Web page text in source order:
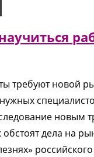
требуют новой
новым
дела на